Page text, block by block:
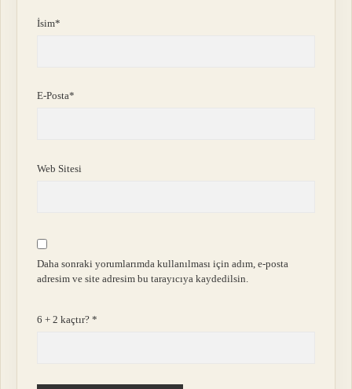
İsim*
E-Posta*
Web Sitesi
Daha sonraki yorumlarımda kullanılması için adım, e-posta
adresim ve site adresim bu tarayıcıya kaydedilsin.
6 + 2 kaçtır?*